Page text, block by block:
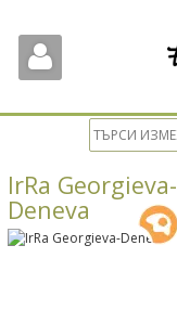
IrRa Georgieva-
Deneva